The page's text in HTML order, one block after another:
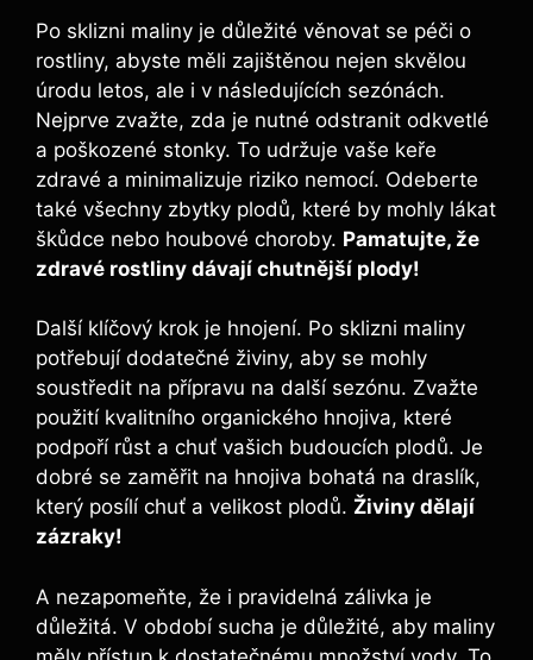
Po⁤ sklizni maliny je důležité věnovat se péči o
rostliny, ​abyste měli zajištěnou nejen skvělou
úrodu letos, ale ​i ⁢v následujících sezónách.
Nejprve zvažte, zda je‌ nutné odstranit odkvetlé
a poškozené stonky. To udržuje vaše keře
zdravé⁤ a minimalizuje riziko nemocí. Odeberte‌
také všechny zbytky plodů, které by mohly lákat
​škůdce nebo houbové choroby. Pamatujte, že
zdravé rostliny dávají chutnější plody!
Další klíčový krok je ‍hnojení. Po sklizni maliny
potřebují dodatečné živiny, aby se mohly
soustředit na přípravu ⁢na ⁢další ​sezónu. Zvažte
použití kvalitního organického hnojiva, které
podpoří růst a chuť‍ vašich budoucích plodů. ‌Je
dobré se zaměřit ‍na hnojiva bohatá na draslík,
který posílí chuť ‌a velikost plodů. Živiny dělají
zázraky!
A nezapomeňte, že i pravidelná⁢ zálivka je
důležitá. V období⁢ sucha​ je důležité, aby maliny